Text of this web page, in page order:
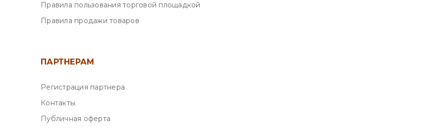
Правила пользования торговой площадкой
Правила продажи товаров
ПАРТНЕРАМ
Регистрация партнера
Контакты
Публичная оферта